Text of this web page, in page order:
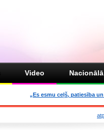
Video
„Es esmu ceļš, patiesība